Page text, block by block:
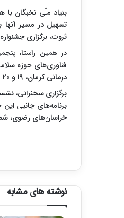
بنیاد ملّی نخبگان
تسهیل در مسیر
ثروت، برگزاری
در همین راستا،
فناوری‌های حوزه
درمانی کرمان، ۱۹ و ۲۰ مهرماه در کرمان برگزار می‌شود.
برگزاری سخنرانی،
برنامه‌های جانبی
خراسان‌های رضوی،
نوشته های مشابه